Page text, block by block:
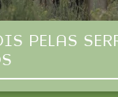
PELAS